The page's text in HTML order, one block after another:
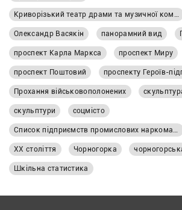
Олександр Васякін панорамний вид
проспект Карла Маркса проспект Миру
проспект Поштовий проспекту Героїв-
Прохання військовополонених
скульптури соцмісто
ХХ століття Чорногорка
Шкільна статистика